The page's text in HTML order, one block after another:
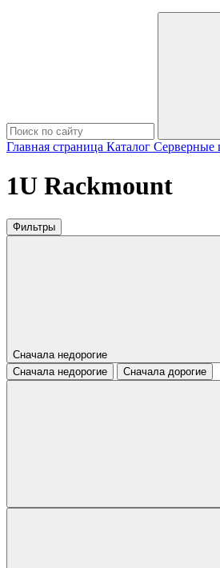
Главная страница Каталог Серверные
1U Rackmount
Фильтры
Сначала недорогие
Сначала недорогие
Сначала дорогие